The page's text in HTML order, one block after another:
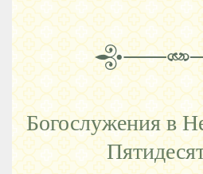
Богослужения в